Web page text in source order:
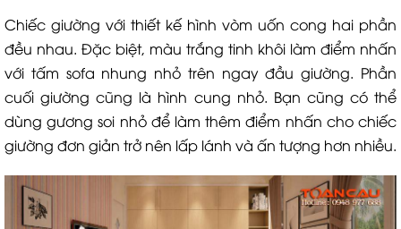
Chiếc giường với thiết kế hình vòm uốn cong hai phần
đều nhau. Đặc biệt, màu trắng tinh khôi làm điểm nhấn
với tấm sofa nhung nhỏ trên ngay đầu giường. Phần
cuối giường cũng là hình cung nhỏ. Bạn cũng có thể
dùng gương soi nhỏ để làm thêm điểm nhấn cho chiếc
giường đơn giản trở nên lấp lánh và ấn tượng hơn nhiều.